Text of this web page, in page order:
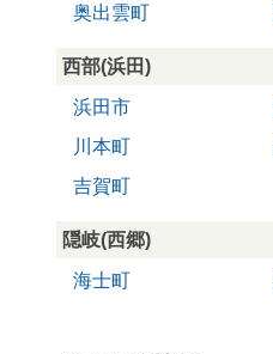
奥出雲町
西部(浜田)
浜田市
川本町
吉賀町
隠岐(西郷)
海士町